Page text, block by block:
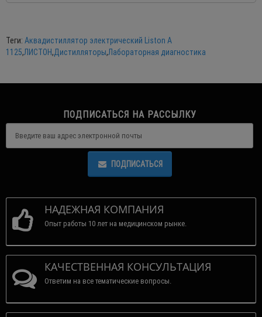
Теги: Аквадистиллятор электрический Liston A
1125,ЛИСТОН,Дистилляторы,Лабораторная диагностика
ПОДПИСАТЬСЯ НА РАССЫЛКУ
ПОДПИСАТЬСЯ
НАДЕЖНАЯ КОМПАНИЯ
Опыт работы 10 лет на медицинском рынке.
КАЧЕСТВЕННАЯ КОНСУЛЬТАЦИЯ
Ответим на все тематические вопросы.